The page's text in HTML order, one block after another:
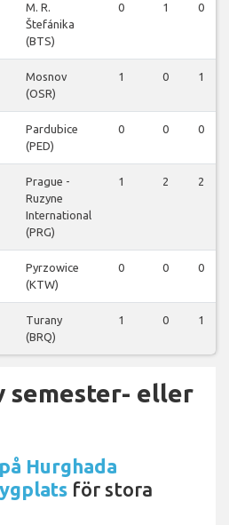
M. R.
Štefánika
(BTS)
0 1 0
Mosnov
(OSR)
1 0 1
Pardubice
(PED)
0 0 0
Prague -
Ruzyne
International
(PRG)
1 2 2
Pyrzowice
(KTW)
0 0 0
Turany
(BRQ)
1 0 1
semester- eller
Hurghada
för stora